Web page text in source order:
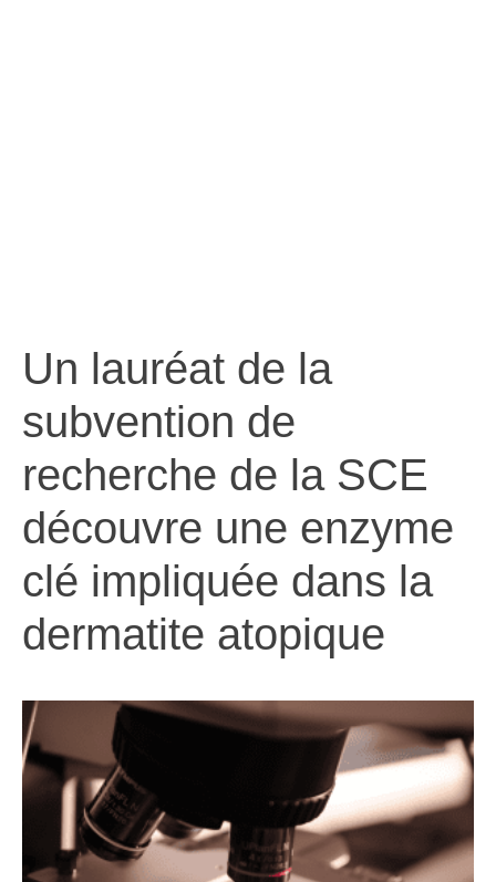
Un lauréat de la
subvention de
recherche de la SCE
découvre une enzyme
clé impliquée dans la
dermatite atopique